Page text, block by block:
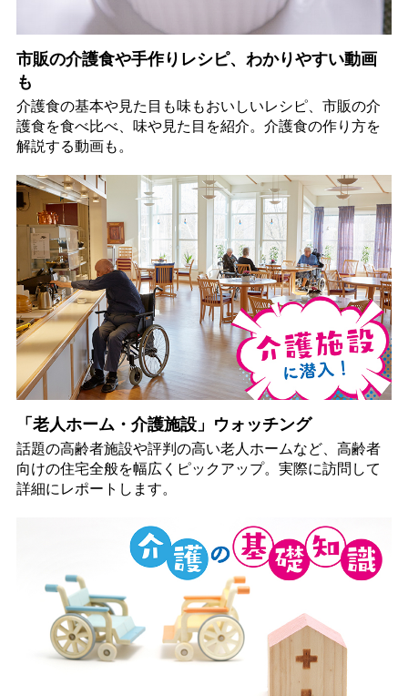
市販の介護食や手作りレシピ、わかりやすい動画
も
介護食の基本や見た目も味もおいしいレシピ、市販の介
護食を食べ比べ、味や見た目を紹介。介護食の作り方を
解説する動画も。
「老人ホーム・介護施設」ウォッチング
話題の高齢者施設や評判の高い老人ホームなど、高齢者
向けの住宅全般を幅広くピックアップ。実際に訪問して
詳細にレポートします。